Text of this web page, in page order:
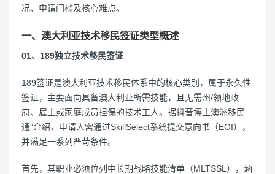
况、申请门槛及核心难点。
一、澳大利亚技术移民签证类型概述
01、189独立技术移民签证
189签证是澳大利亚技术移民体系中的核心类别，属于永久性
签证，主要面向具备澳大利亚所需技能，且无需州/领地政
府、雇主或家庭成员担保的技术工人。据抖音博主澳洲移民
通”介绍，申请人需通过SkillSelect系统提交意向书（EOI），
并满足一系列严苛条件。
首先，其职业必须位列中长期战略技能清单（MLTSSL），涵